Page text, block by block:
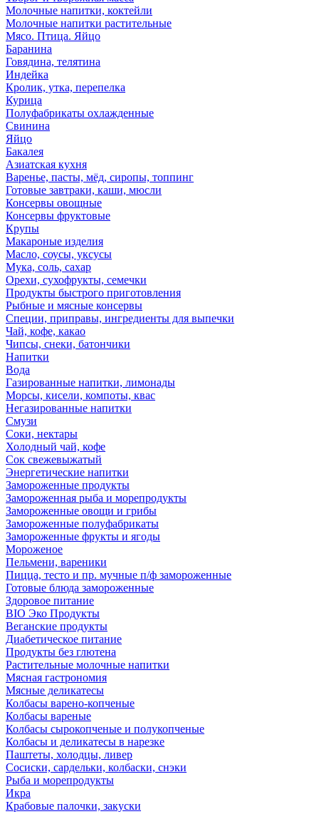
Молочные напитки, коктейли
Молочные напитки растительные
Мясо. Птица. Яйцо
Баранина
Говядина, телятина
Индейка
Кролик, утка, перепелка
Курица
Полуфабрикаты охлажденные
Свинина
Яйцо
Бакалея
Азиатская кухня
Варенье, пасты, мёд, сиропы, топпинг
Готовые завтраки, каши, мюсли
Консервы овощные
Консервы фруктовые
Крупы
Макароные изделия
Масло, соусы, уксусы
Мука, соль, сахар
Орехи, сухофрукты, семечки
Продукты быстрого приготовления
Рыбные и мясные консервы
Специи, приправы, ингредиенты для выпечки
Чай, кофе, какао
Чипсы, снеки, батончики
Напитки
Вода
Газированные напитки, лимонады
Морсы, кисели, компоты, квас
Негазированные напитки
Смузи
Соки, нектары
Холодный чай, кофе
Сок свежевыжатый
Энергетические напитки
Замороженные продукты
Замороженная рыба и морепродукты
Замороженные овощи и грибы
Замороженные полуфабрикаты
Замороженные фрукты и ягоды
Мороженое
Пельмени, вареники
Пицца, тесто и пр. мучные п/ф замороженные
Готовые блюда замороженные
Здоровое питание
BIO Эко Продукты
Веганские продукты
Диабетическое питание
Продукты без глютена
Растительные молочные напитки
Мясная гастрономия
Мясные деликатесы
Колбасы варено-копченые
Колбасы вареные
Колбасы сырокопченые и полукопченые
Колбасы и деликатесы в нарезке
Паштеты, холодцы, ливер
Сосиски, сардельки, колбаски, снэки
Рыба и морепродукты
Икра
Крабовые палочки, закуски